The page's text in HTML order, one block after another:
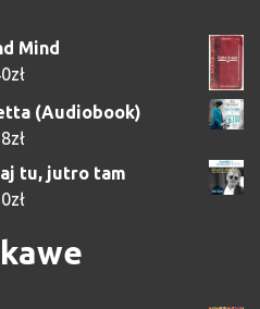
Mind
zł
(Audiobook)
zł
tu, jutro tam
zł